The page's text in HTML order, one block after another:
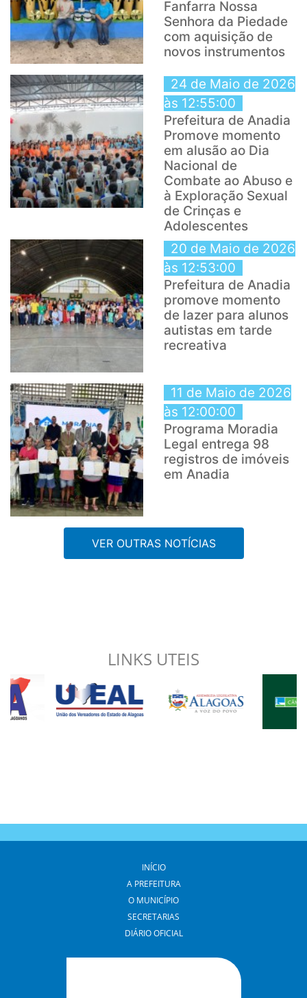
Fanfarra Nossa
Senhora da Piedade
com aquisição de
novos instrumentos
24 de Maio de 2026
às 12:55:00
Prefeitura de Anadia
Promove momento
em alusão ao Dia
Nacional de
Combate ao Abuso e
à Exploração Sexual
de Crinças e
Adolescentes
20 de Maio de 2026
às 12:53:00
Prefeitura de Anadia
promove momento
de lazer para alunos
autistas em tarde
recreativa
11 de Maio de 2026
às 12:00:00
Programa Moradia
Legal entrega 98
registros de imóveis
em Anadia
VER OUTRAS NOTÍCIAS
LINKS UTEIS
INÍCIO
A PREFEITURA
O MUNICÍPIO
SECRETARIAS
DIÁRIO OFICIAL